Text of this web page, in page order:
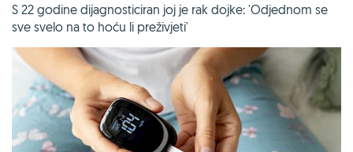
S 22 godine dijagnosticiran joj je rak dojke: 'Odjednom se
sve svelo na to hoću li preživjeti'